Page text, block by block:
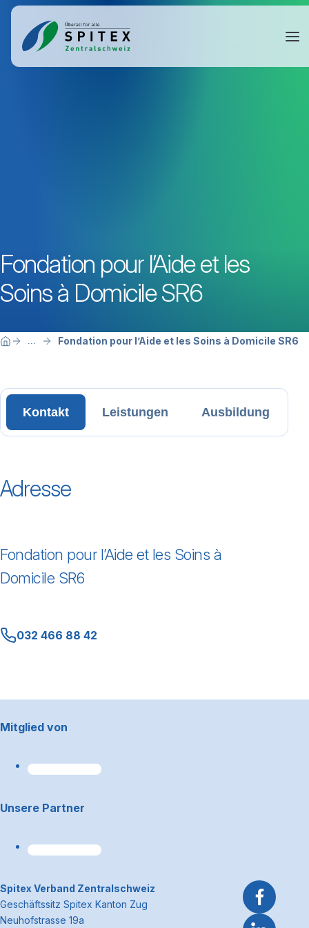
Fondation pour l’Aide et les
Soins à Domicile SR6
Breadcrumbnavigation
Sie befinden sich hier:
Home ... Fondation pour l’Aide et les Soins à Domicile SR6
Kontakt Leistungen Ausbildung
Adresse
Fondation pour l’Aide et les Soins à
Domicile SR6
032 466 88 42
Footerbereich
Mitglied von
Unsere Partner
~Kontaktinformationen
Spitex Verband Zentralschweiz
Geschäftssitz Spitex Kanton Zug
Neuhofstrasse 19a